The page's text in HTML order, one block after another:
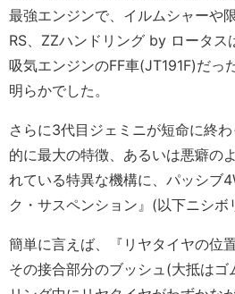
最強エンジンで、イルムシャーや
RS、ZZハンドリング by ロータス
吸気エンジンのFF車(JT191F)だっ
明らかでした。
さらに3代目ジェミニが短命に終
的に最大の特徴、あるいは悪癖の
れている特異な機構に、パッシブ
ク・サスペンション』(以下ニシボ
簡単に言えば、『リヤタイヤの位
その接合部分のブッシュ(大抵は